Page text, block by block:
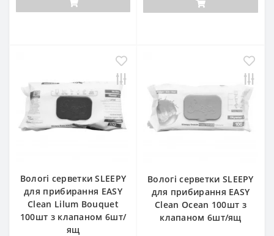
Вологі серветки SLEEPY
для прибирання EASY
Clean Lilum Bouquet
100шт з клапаном 6шт/
ящ
Вологі серветки SLEEPY
для прибирання EASY
Clean Ocean 100шт з
клапаном 6шт/ящ